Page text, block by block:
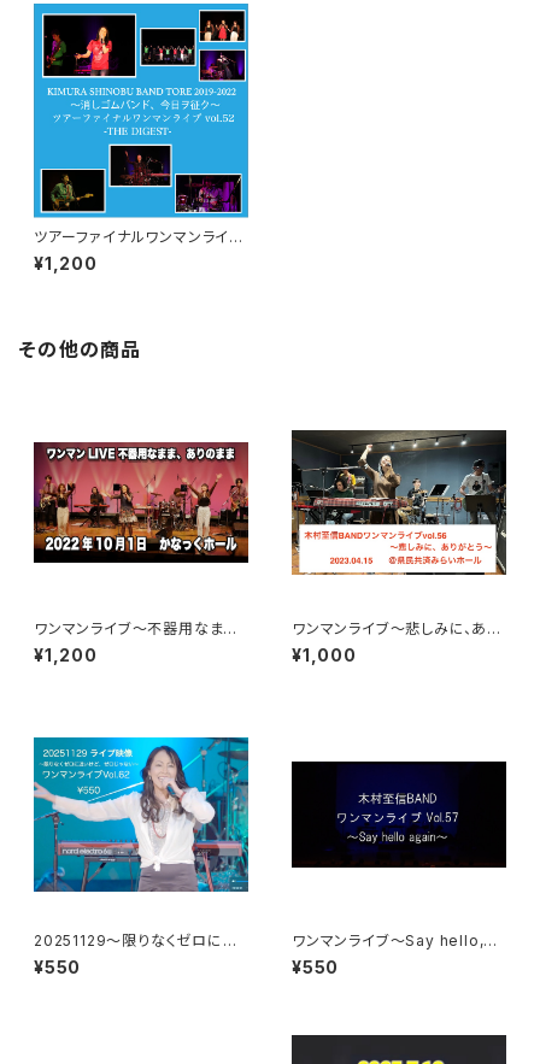
ツアーファイナルワンマンライ
ブ 〜ダイジェスト版〜
¥1,200
その他の商品
ワンマンライブ〜不器用なまま、
ありのまま〜ライブ映像
¥1,200
ワンマンライブ〜悲しみに、あり
がとう〜ライブ映像
¥1,000
20251129〜限りなくゼロに近
いけど、ゼロじゃない〜ワンマン
ライブ映像
¥550
ワンマンライブ〜Say hello,ag
ain〜ライブ映像
¥550